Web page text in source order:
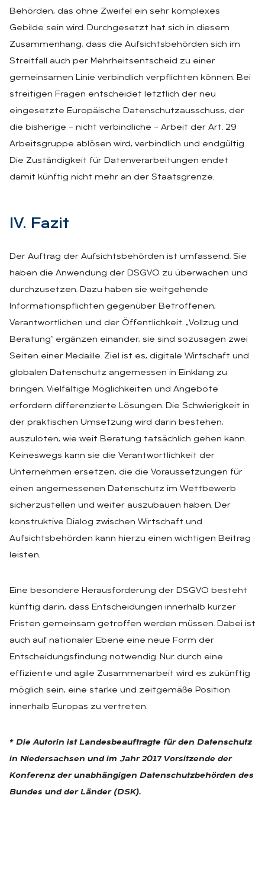
Behörden, das ohne Zweifel ein sehr komplexes
Gebilde sein wird. Durchgesetzt hat sich in diesem
Zusammenhang, dass die Aufsichtsbehörden sich im
Streitfall auch per Mehrheitsentscheid zu einer
gemeinsamen Linie verbindlich verpflichten können. Bei
streitigen Fragen entscheidet letztlich der neu
eingesetzte Europäische Datenschutzausschuss, der
die bisherige – nicht verbindliche – Arbeit der Art. 29
Arbeitsgruppe ablösen wird, verbindlich und endgültig.
Die Zuständigkeit für Datenverarbeitungen endet
damit künftig nicht mehr an der Staatsgrenze.
IV. Fa­zit
Der Auftrag der Aufsichtsbehörden ist umfassend. Sie
haben die Anwendung der DSGVO zu überwachen und
durchzusetzen. Dazu haben sie weitgehende
Informationspflichten gegenüber Betroffenen,
Verantwortlichen und der Öffentlichkeit. „Vollzug und
Beratung“ ergänzen einander, sie sind sozusagen zwei
Seiten einer Medaille. Ziel ist es, digitale Wirtschaft und
globalen Datenschutz angemessen in Einklang zu
bringen. Vielfältige Möglichkeiten und Angebote
erfordern differenzierte Lösungen. Die Schwierigkeit in
der praktischen Umsetzung wird darin bestehen,
auszuloten, wie weit Beratung tatsächlich gehen kann.
Keineswegs kann sie die Verantwortlichkeit der
Unternehmen ersetzen, die die Voraussetzungen für
einen angemessenen Datenschutz im Wettbewerb
sicherzustellen und weiter auszubauen haben. Der
konstruktive Dialog zwischen Wirtschaft und
Aufsichtsbehörden kann hierzu einen wichtigen Beitrag
leisten.
Eine besondere Herausforderung der DSGVO besteht
künftig darin, dass Entscheidungen innerhalb kurzer
Fristen gemeinsam getroffen werden müssen. Dabei ist
auch auf nationaler Ebene eine neue Form der
Entscheidungsfindung notwendig. Nur durch eine
effiziente und agile Zusammenarbeit wird es zukünftig
möglich sein, eine starke und zeitgemäße Position
innerhalb Europas zu vertreten.
* Die Autorin ist Landesbeauftragte für den Datenschutz
in Niedersachsen und im Jahr 2017 Vorsitzende der
Konferenz der unabhängigen Datenschutzbehörden des
Bundes und der Länder (DSK).